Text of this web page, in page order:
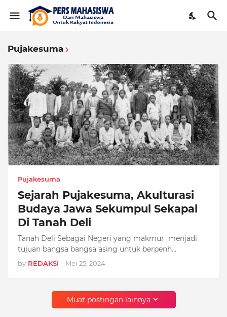
Pujakesuma
Pujakesuma
Sejarah Pujakesuma, Akulturasi
Budaya Jawa Sekumpul Sekapal
Di Tanah Deli
Tanah Deli Sebagai Negeri yang makmur menjadi
tujuan bangsa bangsa asing untuk berpenh…
by REDAKSI - Mei 25, 2024
Muat postingan lainnya